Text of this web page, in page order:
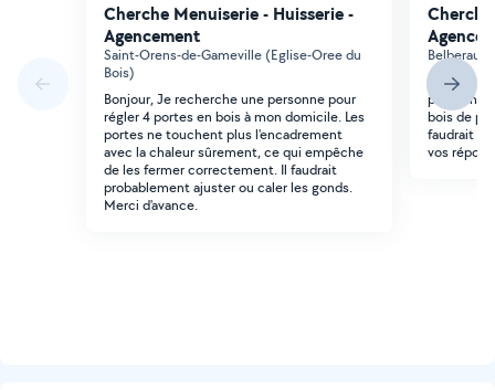
Cherche Menuiserie - Huisserie -
Agencement
Saint-Orens-de-Gameville (Eglise-Oree du
Bois)
Bonjour, Je recherche une personne pour
régler 4 portes en bois à mon domicile. Les
portes ne touchent plus l'encadrement
avec la chaleur sûrement, ce qui empêche
de les fermer correctement. Il faudrait
probablement ajuster ou caler les gonds.
Merci d'avance.
Belberaud
Bonjour,
personne
bois de
faudrait
vos